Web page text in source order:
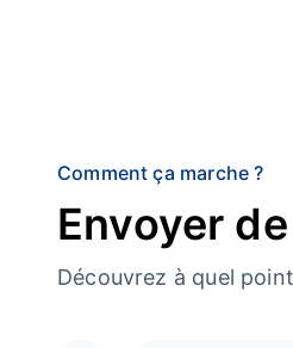
Comment ça marche ?
Envoyer
Découvrez à quel